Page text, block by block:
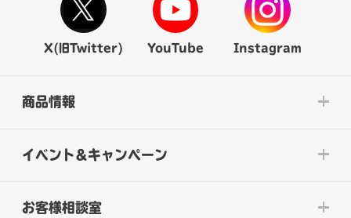
X(旧Twitter) YouTube Instagram
商品情報
イベント&キャンペーン
お客様相談室